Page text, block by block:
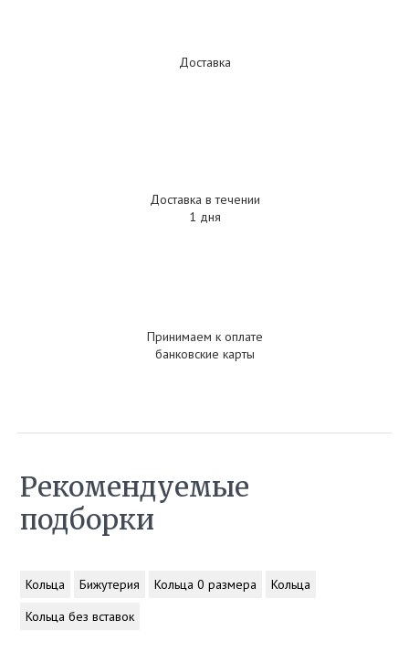
Доставка
Доставка в течении
1 дня
Принимаем к оплате
банковские карты
Рекомендуемые
подборки
Кольца Бижутерия Кольца 0 размера
Кольца
Кольца без вставок